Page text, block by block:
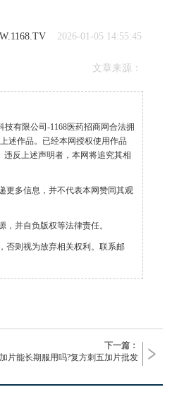
2026-01-05 14:55:45
文章来源：
技有限公司-1168医药招商网合法拥
述作品。已经本网授权使用作品
违反上述声明者，本网将追究其相
更多信息，并不代表本网赞同其观
并自负版权等法律责任。
否则视为放弃相关权利。联系邮
下一篇：
片能长期服用吗?复方刺五加片批发